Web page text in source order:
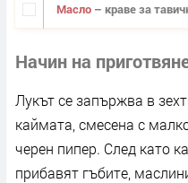
Масло – краве за
Начин на
Лукът се запържва в
каймата, смесена с
черен пипер. След като
прибавят гъбите,